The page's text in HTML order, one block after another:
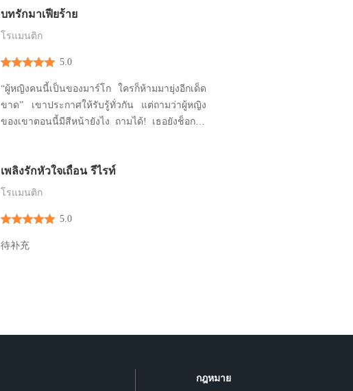
บทรักมาเฟียร้าย
โรแมนติก
5.0
“ผู้หญิงคนนี้เป็นของมาร์โก ใครก็ห้ามมายุ่งอีกเด็ด
ขาด” เขาประกาศให้รับรู้ทั่วกัน แต่ถามว่าผู้หญิง
ของเขาตอนนี้มีสีหน้ายังไง ถามได้! เธอยังช็อกไม่
เรื่องบ้าอะไร! เธอกลายเป็นผู้หญิงของมาเฟียได้ยัง
ไง เรื่องชักจะวุ่
เพลิงรักหัวใจเถื่อน รีไรท์
โรแมนติก
5.0
待补充
กฎหมาย